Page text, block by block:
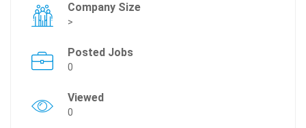
Company Size
>
Posted Jobs
0
Viewed
0